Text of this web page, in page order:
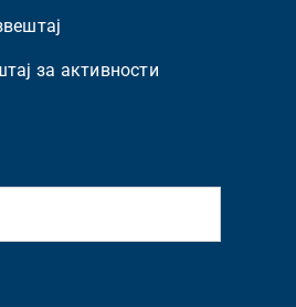
за активности